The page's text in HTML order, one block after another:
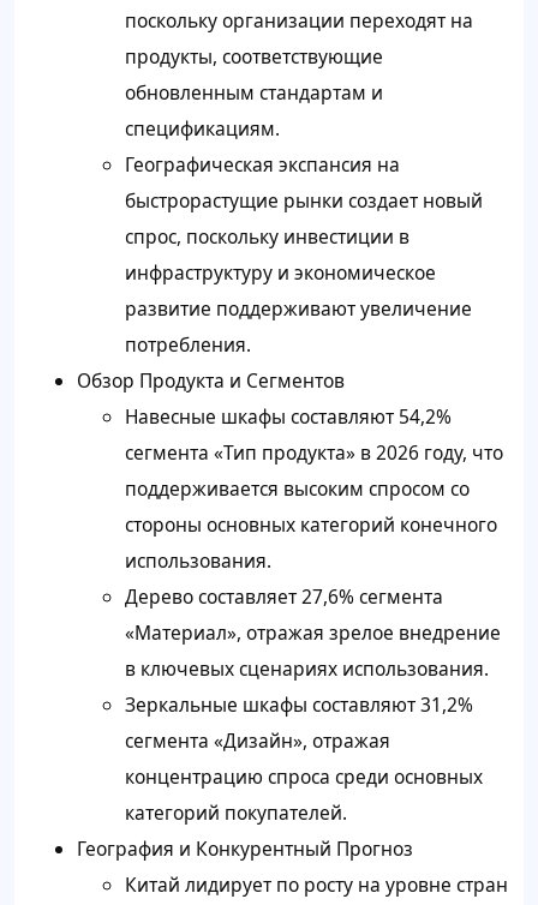
поскольку организации переходят на
продукты, соответствующие
обновленным стандартам и
спецификациям.
Географическая экспансия на
быстрорастущие рынки создает новый
спрос, поскольку инвестиции в
инфраструктуру и экономическое
развитие поддерживают увеличение
потребления.
Обзор Продукта и Сегментов
Навесные шкафы составляют 54,2%
сегмента «Тип продукта» в 2026 году, что
поддерживается высоким спросом со
стороны основных категорий конечного
использования.
Дерево составляет 27,6% сегмента
«Материал», отражая зрелое внедрение
в ключевых сценариях использования.
Зеркальные шкафы составляют 31,2%
сегмента «Дизайн», отражая
концентрацию спроса среди основных
категорий покупателей.
География и Конкурентный Прогноз
Китай лидирует по росту на уровне стран